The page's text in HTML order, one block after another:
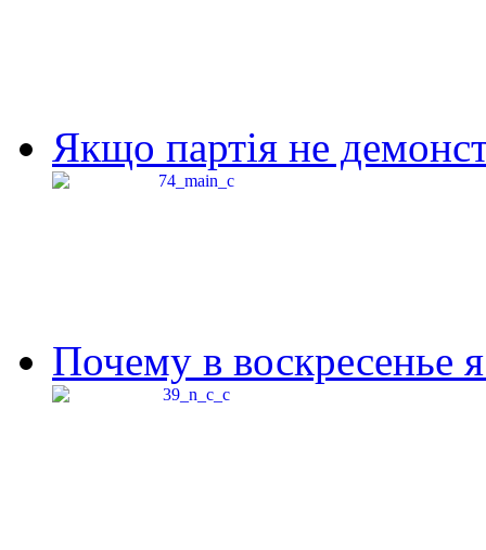
Якщо партія не
Почему в воскресенье